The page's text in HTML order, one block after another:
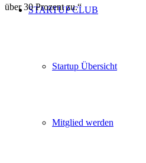
STARTUP CLUB
Startup Übersicht
Mitglied werden
über 30 Prozent zu.“